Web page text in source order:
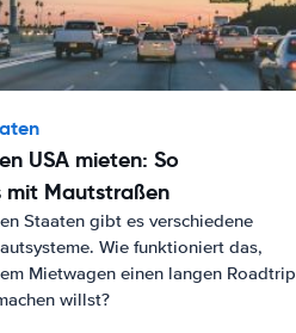
USA mieten: So
mit Mautstraßen
Staaten gibt es verschiedene
Wie funktioniert das,
Mietwagen einen langen Roadtrip
willst?